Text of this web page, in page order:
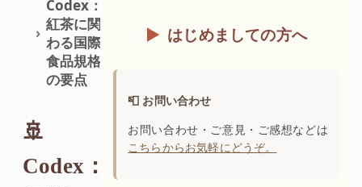
Codex：
紅茶に関
わる国際
食品規格
の要点
🚢
Codex：
はじめましての方へ
📮 お問い合わせ
お問い合わせ・ご意見・ご感想などは
こちらからお気軽にどうぞ。